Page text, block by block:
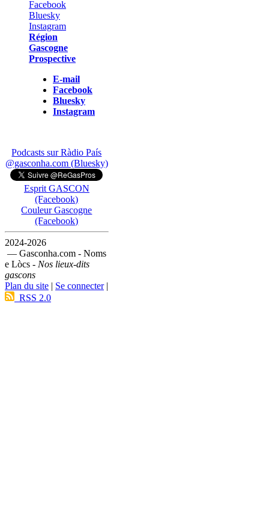
Région
Gascogne
Prospective
E-mail
Facebook
Bluesky
Instagram
Podcasts sur Ràdio País
@gasconha.com (Bluesky)
Esprit GASCON
(Facebook)
Couleur Gascogne
(Facebook)
2024-2026
— Gasconha.com - Noms
e Lòcs - Nos lieux-dits
gascons
Plan du site | Se connecter|
RSS 2.0